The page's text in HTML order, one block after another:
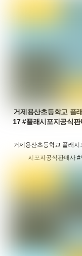
거제용산초등학교 플
17 #플래시포지공식
거제용산초등학교 플래
시포지공식판매사